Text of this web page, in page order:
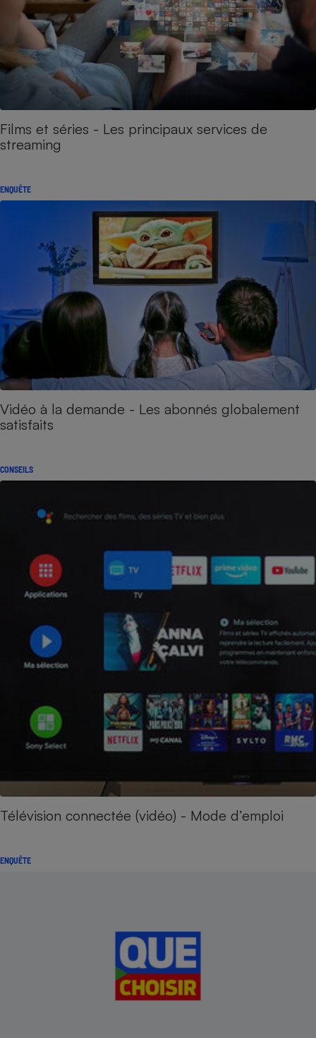
Films et séries - Les principaux services de
streaming
ENQUÊTE
Vidéo à la demande - Les abonnés globalement
satisfaits
CONSEILS
Télévision connectée (vidéo) - Mode d’emploi
ENQUÊTE